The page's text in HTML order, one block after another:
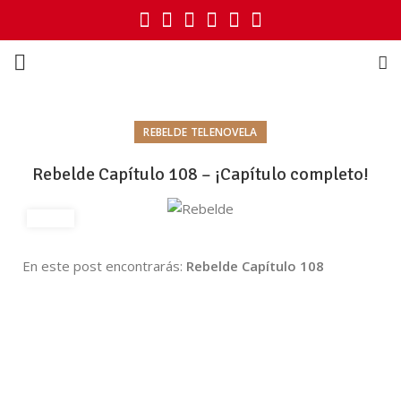
REBELDE TELENOVELA
Rebelde Capítulo 108 – ¡Capítulo completo!
En este post encontrarás: Rebelde Capítulo 108